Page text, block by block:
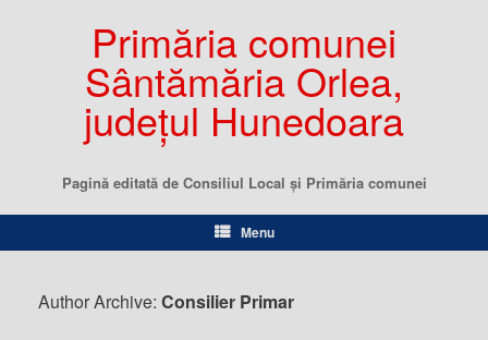
Primăria comunei
Sântămăria Orlea,
județul Hunedoara
Pagină editată de Consiliul Local şi Primăria comunei
Menu
Author Archive: Consilier Primar